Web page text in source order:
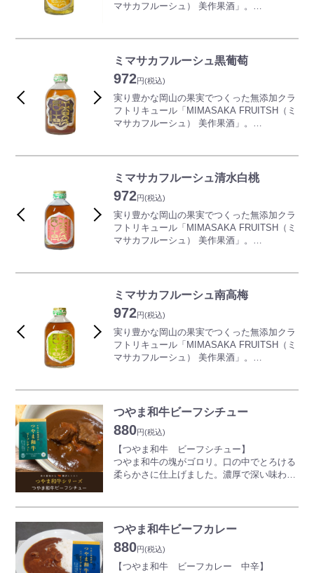
（すももの原種）を使用した煮込みです。硬
用しているので、少し酸味があり、さっぱり
と食べられる商品です。
マサカフルーシュ） 美作果酒」。
ュール。
奥行きある柚子の味わいは食中酒にもおすす
め。
ミマサカフルーシュ黒葡萄
972円(税込)
実り豊かな岡山の果実でつくった無添加クラ
フトリキュール「MIMASAKA FRUITSH（ミ
マサカフルーシュ） 美作果酒」。
ピオーネを自家醸造の米焼酎に漬け込みまし
た。
大粒ぶどうを口いっぱいにほおばる感覚のぜ
いたくな味わい。
ミマサカフルーシュ清水白桃
972円(税込)
実り豊かな岡山の果実でつくった無添加クラ
フトリキュール「MIMASAKA FRUITSH（ミ
マサカフルーシュ） 美作果酒」。
完熟した白桃のふくよかな香りと上品なおい
しさを十二分に引き出したクラフトリキュー
ルです。
甘さ控えめのため食中酒としてもお楽しみい
ただけます。
ミマサカフルーシュ南高梅
972円(税込)
実り豊かな岡山の果実でつくった無添加クラ
フトリキュール「MIMASAKA FRUITSH（ミ
マサカフルーシュ） 美作果酒」。
素材そのものの味を活かした昔ながらのシン
プルな味わい。
甘さひかえめなため、色々な食事と合わせや
すい梅酒です。
つやま和牛ビーフシチュー
880円(税込)
【つやま和牛 ビーフシチュー】
つやま和牛の塊がゴロリ。口の中でとろける
柔らかさに仕上げました。濃厚で深い味わい
つやま和牛ビーフカレー
880円(税込)
【つやま和牛 ビーフカレー 中辛】